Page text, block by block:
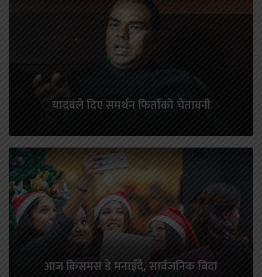
यादवले दिए समर्थन फिर्ताको चेतावनी
आज क्रिसमस डे मनाइँदै, सार्वजनिक बिदा